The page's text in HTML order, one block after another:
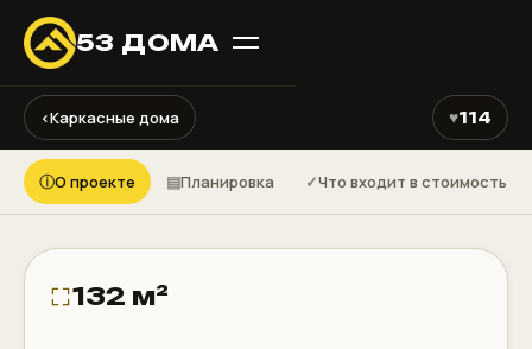
53 ДОМА
‹Каркасные дома ♥114
КАРКАСНЫЙ ДОМ ДК187
⤢
ⓘО проекте ▤Планировка ✓Что входит в стоимость
132 м²